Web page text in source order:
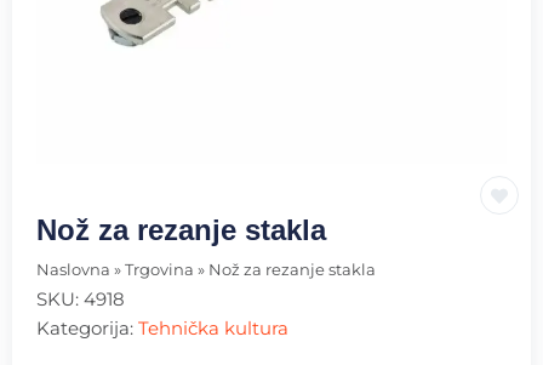
Nož za rezanje stakla
Naslovna » Trgovina » Nož za rezanje stakla
SKU: 4918
Kategorija: Tehnička kultura